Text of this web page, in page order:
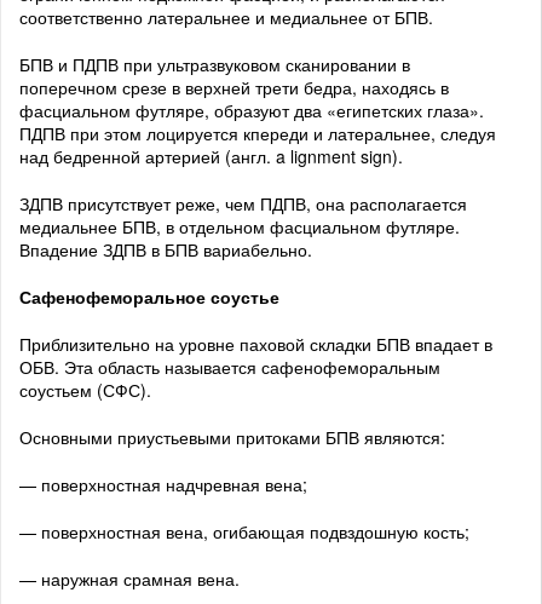
соответственно латеральнее и медиальнее от БПВ.
БПВ и ПДПВ при ультразвуковом сканировании в
поперечном срезе в верхней трети бедра, находясь в
фасциальном футляре, образуют два «египетских глаза».
ПДПВ при этом лоцируется кпереди и латеральнее, следуя
над бедренной артерией (англ. a lignment sign).
ЗДПВ присутствует реже, чем ПДПВ, она располагается
медиальнее БПВ, в отдельном фасциальном футляре.
Впадение ЗДПВ в БПВ вариабельно.
Сафенофеморальное соустье
Приблизительно на уровне паховой складки БПВ впадает в
ОБВ. Эта область называется сафенофеморальным
соустьем (СФС).
Основными приустьевыми притоками БПВ являются:
— поверхностная надчревная вена;
— поверхностная вена, огибающая подвздошную кость;
— наружная срамная вена.